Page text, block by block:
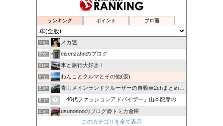
ランキング ポイント ブロ画
HIROMIX BLOG
57位 なんでも情報局
58位 興味のままに解説する研究者
59位 メカ速
60位 eisenzahnのブログ
61位 車と旅行大好き！
62位 わんことクルマとその他(仮)
63位 青山メインランドクルーザーの自動車2chまとめ.com
64位 「40代ファッションアドバイザー」山本龍彦のブログ
65位 usunonooのブログ@トミカ倉庫
新潟塗装職人 カーリペア専門店 轟ＢＯＤY 日々の出来事
このカテゴリを全て表示